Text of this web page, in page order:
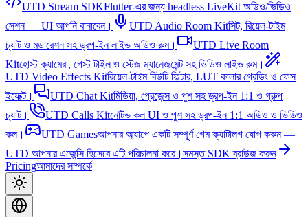
UTD Stream SDKFlutter-এর জন্য headless LiveKit অডিও/ভিডিও
সেশন — UI আপনি বানাবেন।
UTD Audio Room Kitসিট, রিয়েল-টাইম
চ্যাট ও মডারেশন সহ ড্রপ-ইন লাইভ অডিও রুম।
UTD Live Room
Kitহোস্ট ক্যামেরা, গেস্ট টাইল ও স্টেজ ম্যানেজমেন্ট সহ ভিডিও লাইভ রুম।
UTD Video Effects Kitরিয়েল-টাইম বিউটি ফিল্টার, LUT কালার গ্রেডিং ও ফেস
ইফেক্ট।
UTD Chat Kitমিডিয়া, প্রেজেন্স ও পুশ সহ ড্রপ-ইন 1:1 ও গ্রুপ
চ্যাট।
UTD Calls Kitনেটিভ কল UI ও পুশ সহ ড্রপ-ইন 1:1 অডিও ও ভিডিও
কল।
UTD Gamesআপনার অ্যাপে একটি সম্পূর্ণ গেম ক্যাটালগ যোগ করুন —
UTD আপনার এজেন্সি হিসেবে এটি পরিচালনা করে। সমস্ত SDK ব্রাউজ করুন
Pricingআমাদের সম্পর্কে